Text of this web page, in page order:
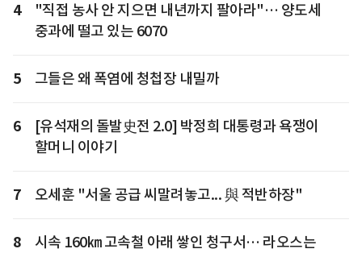
4
"직접 농사 안 지으면 내년까지 팔아라"… 양도세
중과에 떨고 있는 6070
5 그들은 왜 폭염에 청첩장 내밀까
6
[유석재의 돌발史전 2.0] 박정희 대통령과 욕쟁이
할머니 이야기
7 오세훈 "서울 공급 씨말려놓고... 與 적반하장"
8
시속 160㎞ 고속철 아래 쌓인 청구서… 라오스는